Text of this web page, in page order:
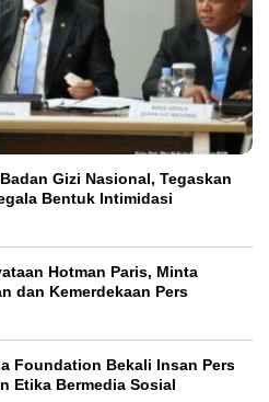
Gizi Nasional, Tegaskan
Bentuk Intimidasi
Hotman Paris, Minta
dan Kemerdekaan Pers
Foundation Bekali Insan Pers
Etika Bermedia Sosial